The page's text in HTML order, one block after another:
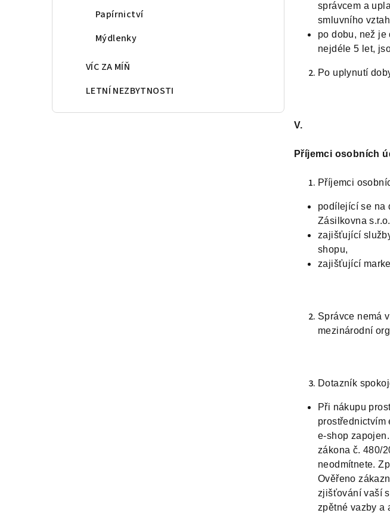
Papírnictví
Mýdlenky
VÍC ZA MÍŇ
LETNÍ NEZBYTNOSTI
správcem a
smluvního
po dobu, než
nejdéle 5 let,
Po uplynutí
V.
Příjemci osobních
Příjemci
podílející se na
Zásilkovna
zajišťující
shopu,
zajišťující
Správce nemá
mezinárodní
Dotazník
Při nákupu
prostřednictvím
e-shop
zákona č. 480/
neodmítnete.
Ověřeno
zjišťování vaší
zpětné vazby a